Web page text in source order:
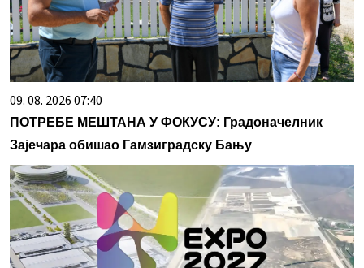
09. 08. 2026 07:40
ПОТРЕБЕ МЕШТАНА У ФОКУСУ: Градоначелник
Зајечара обишао Гамзиградску Бању